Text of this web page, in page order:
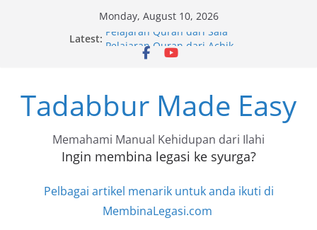
Monday, August 10, 2026
Latest: Pelajaran Quran dari Sala
Pelajaran Quran dari Achik
Pelajaran Quran dari Niza
Tadabbur Made Easy
Memahami Manual Kehidupan dari Ilahi
Ingin membina legasi ke syurga?
Pelbagai artikel menarik untuk anda ikuti di
MembinaLegasi.com